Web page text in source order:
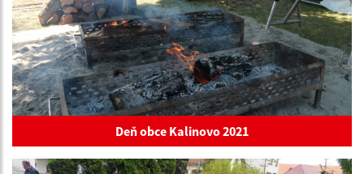
Deň obce Kalinovo 2021